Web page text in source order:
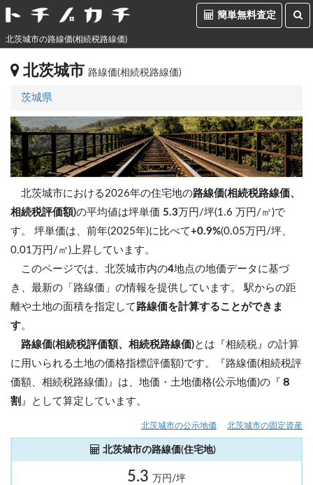
簡単無料査定
北茨城市の路線価(相続税路線価)
北茨城市 路線価(相続税路線価)
茨城県
北茨城市における2026年の住宅地の路線価(相続税路線価、
相続税評価額)の平均値は坪単価 5.3万円/坪(1.6 万円/㎡)で
す。 坪単価は、前年(2025年)に比べて+0.9%(0.05万円/坪、
0.01万円/㎡)上昇しています。
このページでは、北茨城市内の4地点の地価データに基づ
き、最新の「路線価」の情報を提供しています。 駅からの距
離や土地の面積を指定して 路線価を計算することができま
す。
路線価(相続税評価額、相続税路線価)とは『相続税』の計算
に用いられる土地の価格指標(評価額)です。『路線価(相続税評
価額、相続税路線価)』は、地価・土地価格(公示地価)の『 ８
割 』として算定しています。
北茨城市の公示地価 北茨城市の固定資産
北茨城市の路線価(住宅地)
5.3 万円/坪